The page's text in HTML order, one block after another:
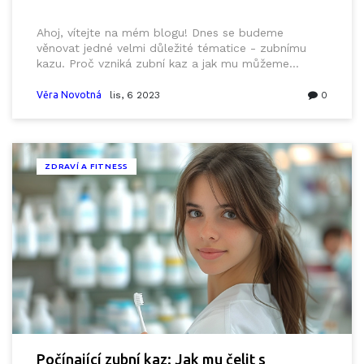
Ahoj, vítejte na mém blogu! Dnes se budeme
věnovat jedné velmi důležité tématice - zubnímu
kazu. Proč vzniká zubní kaz a jak mu můžeme
příčinami a zjistíme, jaká je roli správné péče o ústní
zubů!
Věra Novotná lis, 6 2023 0
ZDRAVÍ A FITNESS
Počínající zubní kaz: Jak mu čelit s